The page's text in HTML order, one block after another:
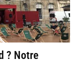
? Notre